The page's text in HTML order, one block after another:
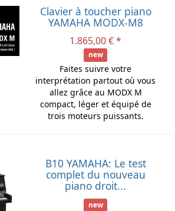
Clavier à toucher piano
YAMAHA MODX-M8
1.865,00 € *
new
Faites suivre votre
interprétation partout où vous
allez grâce au MODX M
compact, léger et équipé de
trois moteurs puissants.
B10 YAMAHA: Le test
complet du nouveau
piano droit...
new